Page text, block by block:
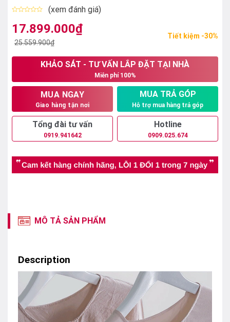
xếp
hạng
5
(xem đánh giá)
25.559.900₫
Giá
gốc
25.559.900₫.
17.899.000₫
Giá
hiện
Tiết kiệm -30%
KHẢO SÁT - TƯ VẤN LẮP ĐẶT TẠI NHÀ
Miễn phí 100%
MUA NGAY
Giao hàng tận nơi
MUA TRẢ GÓP
Hỗ trợ mua hàng trả góp
Tổng đài tư vấn
0919.941642
Hotline
0909.025.674
MÔ TẢ SẢN PHẨM
Description